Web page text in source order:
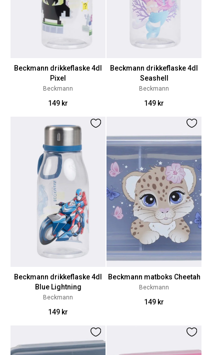
Beckmann drikkeflaske 4dl
Pixel
Beckmann
149 kr
Beckmann drikkeflaske 4dl
Seashell
Beckmann
149 kr
Beckmann drikkeflaske 4dl
Blue Lightning
Beckmann
149 kr
Beckmann matboks Cheetah
Beckmann
149 kr